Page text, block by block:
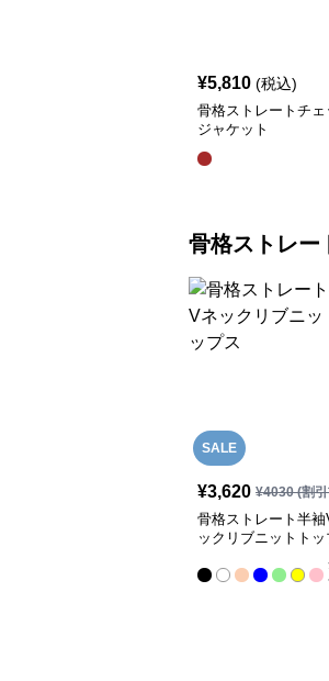
¥5,810 (税込)
骨格ストレートチェ
ジャケット
骨格ストレー
SALE
¥3,620 ¥4030(割
骨格ストレート半袖
ックリブニットトッ